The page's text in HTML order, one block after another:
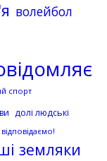
волейбол
спорт
долі людські
земляки